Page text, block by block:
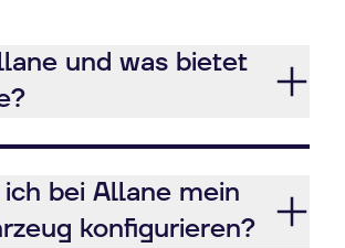
und was bietet
bei Allane mein
konfigurieren?